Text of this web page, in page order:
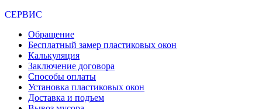
СЕРВИС
Обращение
Бесплатный замер пластиковых окон
Калькуляция
Заключение договора
Способы оплаты
Установка пластиковых окон
Доставка и подъем